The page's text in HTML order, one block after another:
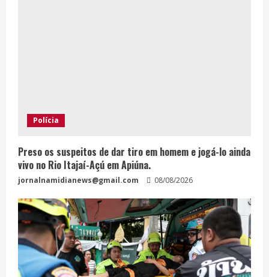
Polícia
Preso os suspeitos de dar tiro em homem e jogá-lo ainda
vivo no Rio Itajaí-Açú em Apiúna.
jornalnamidianews@gmail.com 08/08/2026